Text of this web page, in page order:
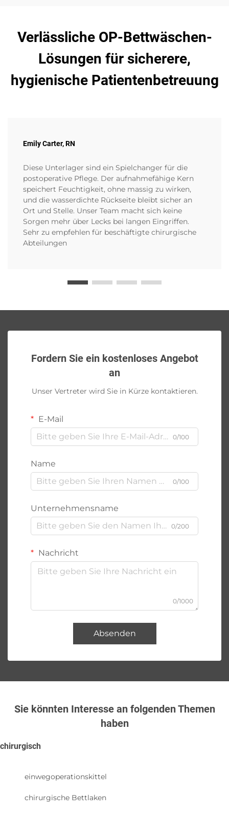
Verlässliche OP-Bettwäschen-
Lösungen für sicherere,
hygienische Patientenbetreuung
Emily Carter, RN
Diese Unterlager sind ein Spielchanger für die
postoperative Pflege. Der aufnahmefähige Kern
speichert Feuchtigkeit, ohne massig zu wirken,
und die wasserdichte Rückseite bleibt sicher an
Ort und Stelle. Unser Team macht sich keine
Sorgen mehr über Lecks bei langen Eingriffen.
Sehr zu empfehlen für beschäftigte chirurgische
Abteilungen
Fordern Sie ein kostenloses Angebot
an
Unser Vertreter wird Sie in Kürze kontaktieren.
E-Mail
0/100
Name
0/100
Unternehmensname
0/200
Nachricht
0/1000
Absenden
Sie könnten Interesse an folgenden Themen
haben
chirurgisch
einwegoperationskittel
chirurgische Bettlaken